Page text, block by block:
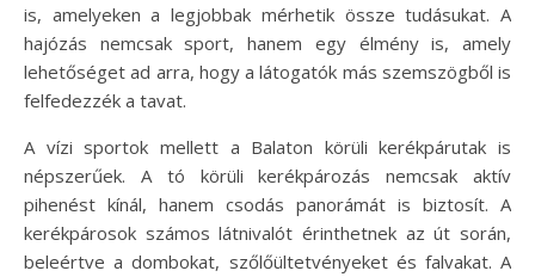
is, amelyeken a legjobbak mérhetik össze tudásukat. A
hajózás nemcsak sport, hanem egy élmény is, amely
lehetőséget ad arra, hogy a látogatók más szemszögből is
felfedezzék a tavat.
A vízi sportok mellett a Balaton körüli kerékpárutak is
népszerűek. A tó körüli kerékpározás nemcsak aktív
pihenést kínál, hanem csodás panorámát is biztosít. A
kerékpárosok számos látnivalót érinthetnek az út során,
beleértve a dombokat, szőlőültetvényeket és falvakat. A